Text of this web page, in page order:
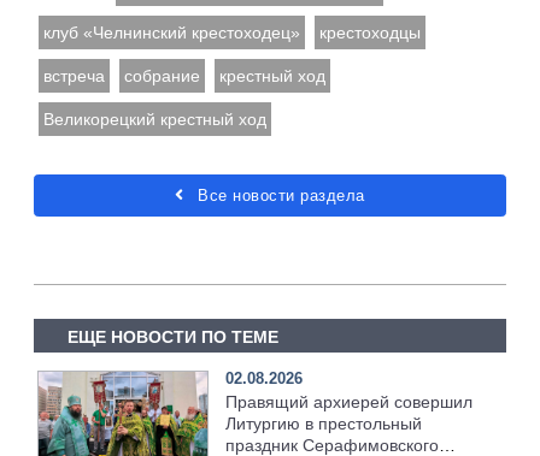
клуб «Челнинский крестоходец» крестоходцы
встреча собрание крестный ход
Великорецкий крестный ход
Все новости раздела
ЕЩЕ НОВОСТИ ПО ТЕМЕ
02.08.2026
Правящий архиерей совершил
Литургию в престольный
праздник Серафимовского